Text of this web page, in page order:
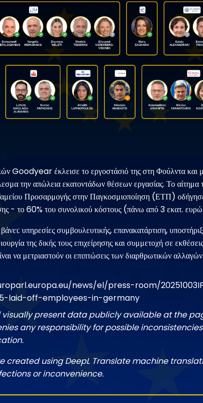
Goodyear έκλεισε το εργοστάσιό της στη Φούλντα και
την απώλεια εκατοντάδων θέσεων εργασίας. Το αίτημα
Προσαρμογής στην Παγκοσμιοποίηση (ΕΤΠ)
- το 60% του συνολικού κόστους (πάνω από 3 εκατ.
υπηρεσίες συμβουλευτικής, επανακατάρτιση,
της δικής τους επιχείρησης και συμμετοχή σε
να μετριαστούν οι επιπτώσεις των διαρθρωτικών
news/el/press-room/
laid-off-employees-in-germany
present data publicly available at the
any responsibility for possible
created using DeepL Translate machine
or inconvenience.